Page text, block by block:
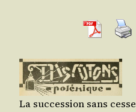
La suc­ces­sion sans cesse